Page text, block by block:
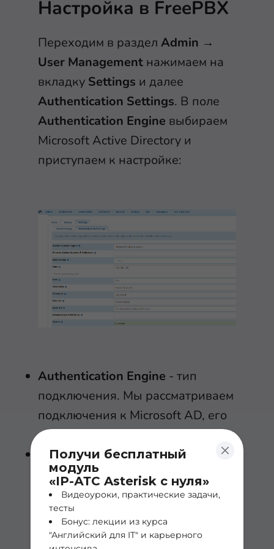
Получи бесплатный
модуль
«IP-АТС Asterisk с нуля»
Видеоуроки, практические задачи,
тесты
Бонус: лекции из курса
"Английский для IT" и карьерного
Настройка в FreePBX
Переходим в раздел Admin →
User Management нажимаем на
вкладку Settings и далее
Authentication Settings. В поле
Authentication Engine выбираем
Microsoft Active Directory и
приступаем к настройке:
Authentication Engine - тип
подключения. Мы рассматриваем
подключения к Microsoft AD, его
и указываем;
Remote Authentication IP
Addresses- список IP – адресов, с
которых разрешена удаленная
аутентификация методом
отправки POST на URL